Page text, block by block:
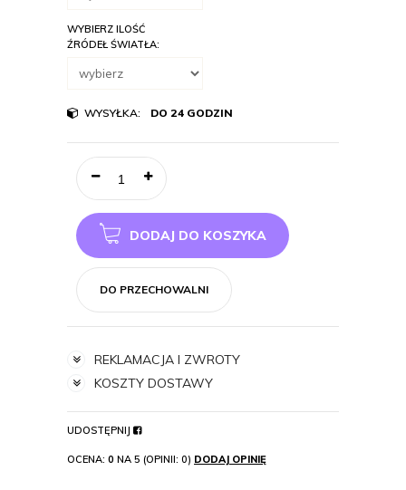
WYBIERZ ILOŚĆ
ŹRÓDEŁ ŚWIATŁA:
WYSYŁKA: DO 24 GODZIN
DODAJ DO KOSZYKA
DO PRZECHOWALNI
REKLAMACJA I ZWROTY
KOSZTY DOSTAWY
UDOSTĘPNIJ
OCENA: 0 NA 5 (OPINII: 0) DODAJ OPINIĘ